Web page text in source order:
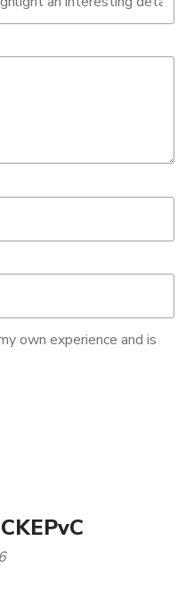
own experience and is